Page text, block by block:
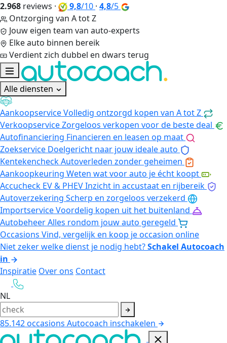
2.968 reviews · 9,8/10 · 4,8/5
Ontzorging van A tot Z
Jouw eigen team van auto-experts
Elke auto binnen bereik
Verdient zich dubbel en dwars terug
Alle diensten
AankoopserviceVolledig ontzorgd kopen van A tot Z
VerkoopserviceZorgeloos verkopen voor de beste deal
Autofinanciering Financieren en leasen op maat
Zoekservice Doelgericht naar jouw ideale auto
KentekencheckAutoverleden zonder geheimen
Aankoopkeuring Weten wat voor auto je écht koopt
Accucheck EV & PHEVInzicht in accustaat en rijbereik
Autoverzekering Scherp en zorgeloos verzekerd
ImportserviceVoordelig kopen uit het buitenland
AutobeheerAlles rondom jouw auto geregeld
Occasions Vind, vergelijk en koop je occasion online
Niet zeker welke dienst je nodig hebt?Schakel Autocoach
in
Inspiratie Over ons Contact
NL
85.142occasions Autocoach inschakelen